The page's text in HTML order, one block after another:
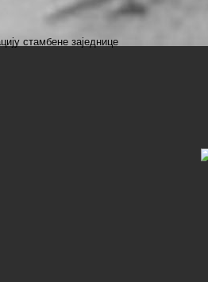
стамбене заједнице